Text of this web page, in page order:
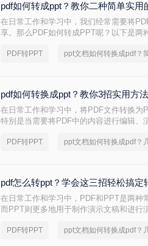
pdf如何转成ppt？教你二种简单实用
在日常工作和学习中，我们经常需要将
享。那么PDF如何转成PPT呢？以下是两
PDF转PPT
pdf如何转换成ppt？教你3招实用方
在日常工作和学习中，将PDF文件转换为
特别是当需要将PDF中的内容进行编辑、
PDF转PPT
pdf怎么转ppt？学会这三招轻松搞定
在日常工作和学习中，PDF和PPT是两种
而PPT则更多地用于制作演示文稿和进行
的方法：使用专业的PDF转PPT软件、利
PDF转PPT